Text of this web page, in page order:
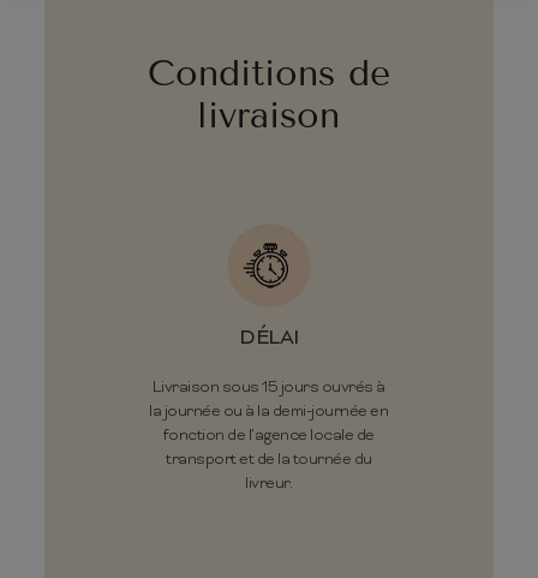
Conditions de
livraison
DÉLAI
Livraison sous 15 jours ouvrés à
la journée ou à la demi-journée en
fonction de l’agence locale de
transport et de la tournée du
livreur.